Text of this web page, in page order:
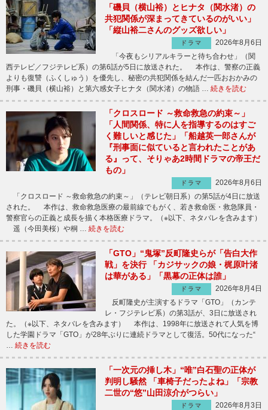
「磯貝（横山裕）とヒナタ（関水渚）の
共犯関係が深まってきているのがいい」
「縦山裕二さんのグッズ欲しい」
ドラマ
2026年8月6日
「今夜もシリアルキラーと待ち合わせ」（関
西テレビ／フジテレビ系）の第6話が5日に放送された。 本作は、警察の正義
よりも復讐（ふくしゅう）を優先し、秘密の共犯関係を結んだ一匹おおかみの
刑事・磯貝（横山裕）と第六感女子ヒナタ（関水渚）の物語 … 続きを読む
「クロスロード ～救命救急の約束～」
「人間関係、特に人を指導するのはすご
く難しいと感じた」「船越英一郎さんが
『刑事面に似ていると言われたことがあ
る』って、そりゃあ2時間ドラマの帝王だ
もの」
ドラマ
2026年8月6日
「クロスロード ～救命救急の約束～」（テレビ朝日系）の第5話が4日に放送
された。 本作は、救命救急医療の最前線でもがく、若き救命医・救急隊員・
警察官らの正義と成長を描く本格医療ドラマ。（※以下、ネタバレを含みます）
遥（今田美桜）や桐 … 続きを読む
「GTO」“鬼塚”反町隆史らが「告白大作
戦」を決行 「カジサックの娘・梶原叶渚
は華がある」「黒幕の正体は誰」
ドラマ
2026年8月4日
反町隆史が主演するドラマ「GTO」（カンテ
レ・フジテレビ系）の第3話が、3日に放送され
た。（※以下、ネタバレを含みます） 本作は、1998年に放送されて人気を博
した学園ドラマ「GTO」が28年ぶりに連続ドラマとして復活。50代になった“
… 続きを読む
「一次元の挿し木」“唯”白石聖の正体が
判明し騒然 「車椅子だったよね」「宗教
二世の“悠”山田涼介がつらい」
ドラマ
2026年8月3日